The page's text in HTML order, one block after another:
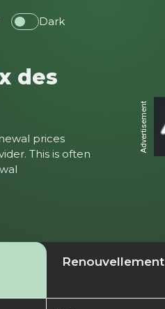
Dark
des
prices
This is often
Advertisement
Renouvellement